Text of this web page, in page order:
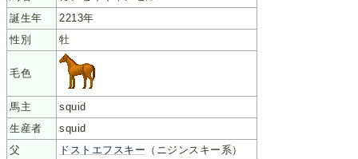
誕生年
2213年
性別
牡
毛色
馬主
squid
生産者
squid
父
ドストエフスキー （ニジンスキー系）